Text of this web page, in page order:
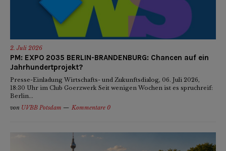
2. Juli 2026
PM: EXPO 2035 BERLIN-BRANDENBURG: Chancen auf ein
Jahrhundertprojekt?
Presse-Einladung Wirtschafts- und Zukunftsdialog, 06. Juli 2026,
18:30 Uhr im Club Goerzwerk Seit wenigen Wochen ist es spruchreif:
Berlin...
von UVBB Potsdam Kommentare 0